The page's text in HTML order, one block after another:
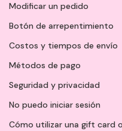
Modificar un pedido
Botón de arrepentimiento
Costos y tiempos de envío
Métodos de pago
Seguridad y privacidad
No puedo iniciar sesión
Cómo utilizar una gift card